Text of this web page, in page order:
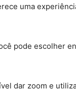
uma
pode escolher
dar zoom e